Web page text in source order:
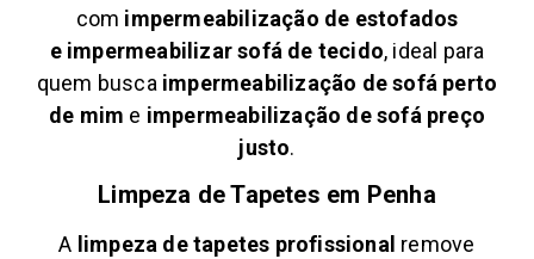
com impermeabilização de estofados
e impermeabilizar sofá de tecido, ideal para
quem busca impermeabilização de sofá perto
de mim e impermeabilização de sofá preço
justo.
Limpeza de Tapetes em Penha
A limpeza de tapetes profissional remove